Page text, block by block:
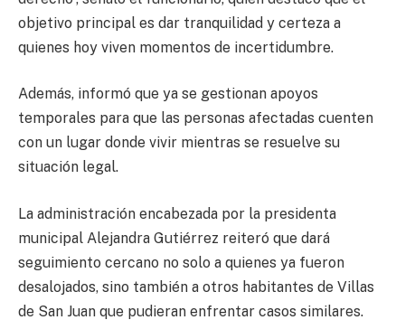
objetivo principal es dar tranquilidad y certeza a
quienes hoy viven momentos de incertidumbre.
Además, informó que ya se gestionan apoyos
temporales para que las personas afectadas cuenten
con un lugar donde vivir mientras se resuelve su
situación legal.
La administración encabezada por la presidenta
municipal Alejandra Gutiérrez reiteró que dará
seguimiento cercano no solo a quienes ya fueron
desalojados, sino también a otros habitantes de Villas
de San Juan que pudieran enfrentar casos similares.